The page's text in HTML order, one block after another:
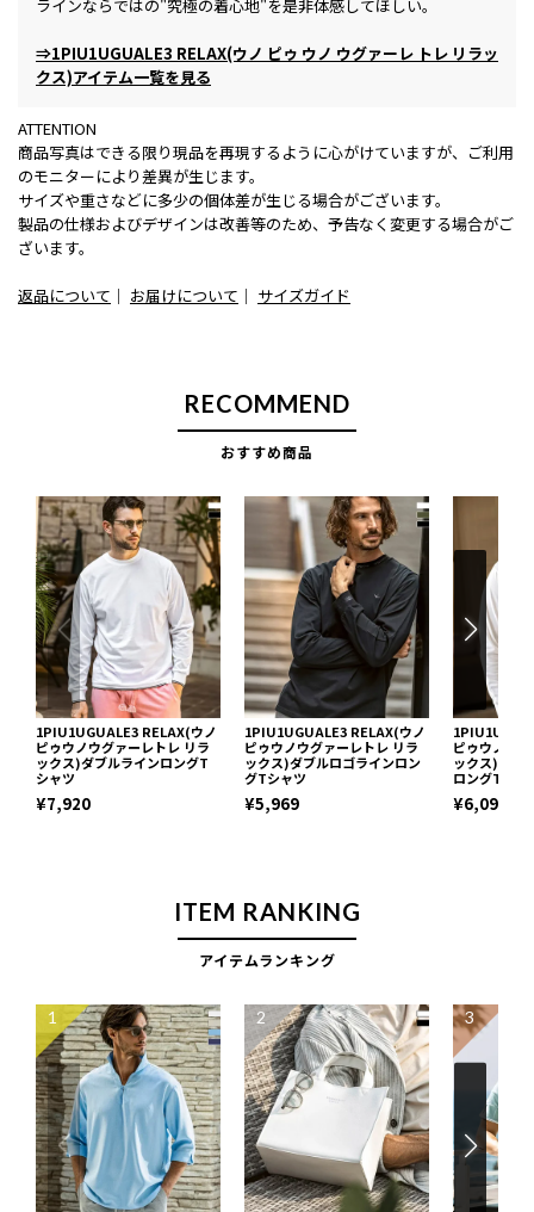
ラインならではの"究極の着心地"を是非体感してほしい。
⇒1PIU1UGUALE3 RELAX(ウノ ピゥ ウノ ウグァーレ トレ リラッ
クス)アイテム一覧を見る
ATTENTION
商品写真はできる限り現品を再現するように心がけていますが、ご利用
のモニターにより差異が生じます。
サイズや重さなどに多少の個体差が生じる場合がございます。
製品の仕様およびデザインは改善等のため、予告なく変更する場合がご
ざいます。
返品について ｜ お届けについて ｜ サイズガイド
RECOMMEND
おすすめ商品
1PIU1UGUALE3 RELAX(ウノ
ピゥウノウグァーレトレ リラ
ックス)ダブルラインロングT
シャツ
¥7,920
1PIU1UGUALE3 RELAX(ウノ
ピゥウノウグァーレトレ リラ
ックス)ダブルロゴラインロン
グTシャツ
¥5,969
ピゥウノウ
ックス)ツイ
ロングTシャ
¥6,098
ITEM RANKING
アイテムランキング
1 2 3